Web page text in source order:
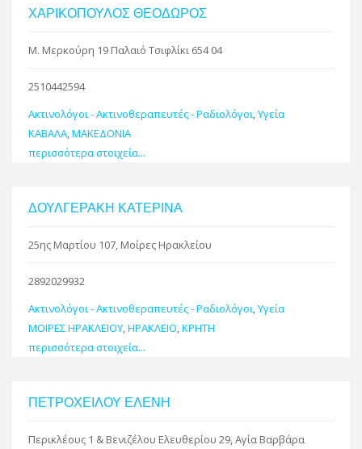
ΧΑΡΙΚΟΠΟΥΛΟΣ ΘΕΟΔΩΡΟΣ
Μ. Μερκούρη 19 Παλαιό Τσιφλίκι 654 04
2510442594
Ακτινολόγοι - Ακτινοθεραπευτές - Ραδιολόγοι,Υγεία
ΚΑΒΑΛΑ,ΜΑΚΕΔΟΝΙΑ
περισσότερα στοιχεία...
ΔΟΥΛΓΕΡΑΚΗ ΚΑΤΕΡΙΝΑ
25ης Μαρτίου 107, Μοίρες Ηρακλείου
2892029932
Ακτινολόγοι - Ακτινοθεραπευτές - Ραδιολόγοι,Υγεία
ΜΟΙΡΕΣ ΗΡΑΚΛΕΙΟΥ,ΗΡΑΚΛΕΙΟ,ΚΡΗΤΗ
περισσότερα στοιχεία...
ΠΕΤΡΟΧΕΙΛΟΥ ΕΛΕΝΗ
Περικλέους 1 & Βενιζέλου Ελευθερίου 29, Αγία Βαρβάρα